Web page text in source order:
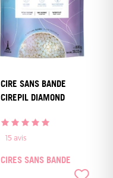
CIRE SANS BANDE
CIREPIL DIAMOND
15 avis
CIRES SANS BANDE